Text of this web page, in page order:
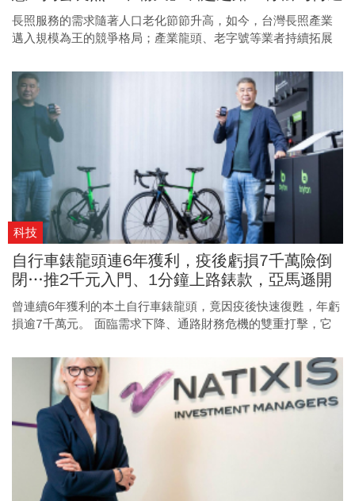
在此時搶上市？
長照服務的需求隨著人口老化節節升高，如今，台灣長照產業
邁入規模為王的競爭格局；產業龍頭、老字號等業者持續拓展
科技
自行車錶龍頭連6年獲利，疫後虧損7千萬險倒
閉…推2千元入門、1分鐘上路錶款，亞馬遜開
店年賣上億
曾連續6年獲利的本土自行車錶龍頭，竟因疫後快速復甦，年虧
損逾7千萬元。 面臨需求下降、通路財務危機的雙重打擊，它